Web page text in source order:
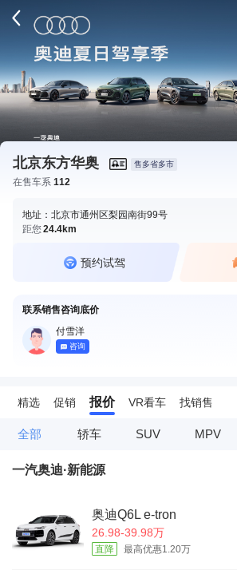
北京东方华奥 售多省多市
在售车系 112
地址：北京市通州区梨园南街99号
距您24.4km
预约试驾
联系销售咨询底价
付雪洋
咨询
精选 促销 报价 VR看车 找销售
全部 轿车 SUV MPV
一汽奥迪·新能源
奥迪Q6L e-tron
26.98-39.98万
直降 最高优惠1.20万